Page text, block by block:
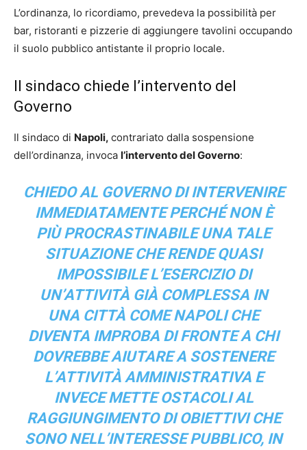
L’ordinanza, lo ricordiamo, prevedeva la possibilità per
bar, ristoranti e pizzerie di aggiungere tavolini occupando
il suolo pubblico antistante il proprio locale.
Il sindaco chiede l’intervento del
Governo
Il sindaco di Napoli, contrariato dalla sospensione
dell’ordinanza, invoca l’intervento del Governo:
CHIEDO AL GOVERNO DI INTERVENIRE
IMMEDIATAMENTE PERCHÉ NON È
PIÙ PROCRASTINABILE UNA TALE
SITUAZIONE CHE RENDE QUASI
IMPOSSIBILE L’ESERCIZIO DI
UN’ATTIVITÀ GIÀ COMPLESSA IN
UNA CITTÀ COME NAPOLI CHE
DIVENTA IMPROBA DI FRONTE A CHI
DOVREBBE AIUTARE A SOSTENERE
L’ATTIVITÀ AMMINISTRATIVA E
INVECE METTE OSTACOLI AL
RAGGIUNGIMENTO DI OBIETTIVI CHE
SONO NELL’INTERESSE PUBBLICO, IN